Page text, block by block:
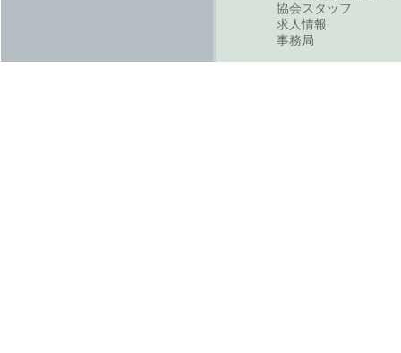
協会スタッフ
求人情報
事務局